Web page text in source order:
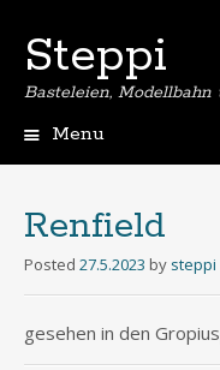
Steppi
Basteleien, Modellbahn
Menu
Renfield
Posted 27.5.2023 by steppi
gesehen in den